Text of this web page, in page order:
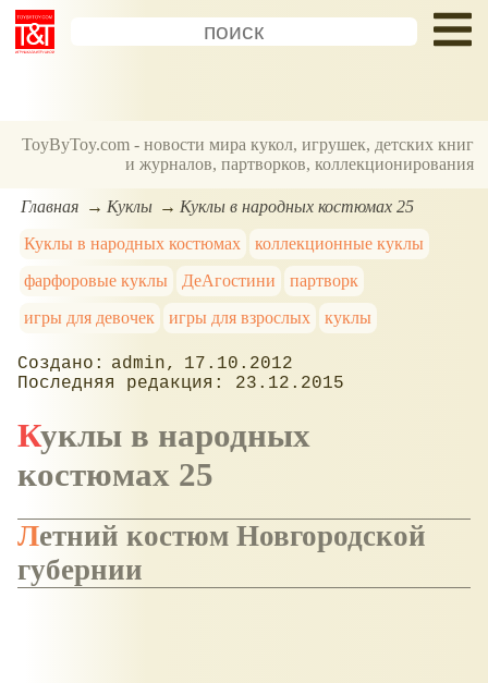
ToyByToy.com - новости мира кукол, игрушек, детских книг
и журналов, партворков, коллекционирования
Главная Куклы
Куклы в народных костюмах 25
Куклы в народных костюмах
коллекционные куклы
фарфоровые куклы
ДеАгостини
партворк
игры для девочек
игры для взрослых куклы
admin
17.10.2012
23.12.2015
Куклы в народных
костюмах 25
Летний костюм Новгородской
губернии